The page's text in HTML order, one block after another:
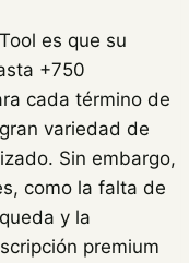
es que su
+750
cada término de
variedad de
Sin embargo,
como la falta de
y la
premium